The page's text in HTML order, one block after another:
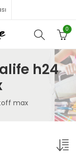
0
h24
max